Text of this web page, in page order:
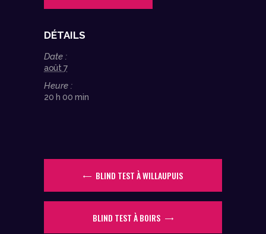
DÉTAILS
Date :
août 7
Heure :
20 h 00 min
BLIND TEST À WILLAUPUIS
BLIND TEST À BOIRS